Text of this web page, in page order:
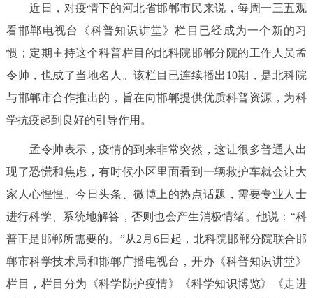
市领导 机构职能 政策服务
政策兑现 政策解读 回应关切
决策公开 专题公开
政务服务
便民服务 利企服务 投资项目
中介服务 阳光政务
政民互动
近日，对疫情下的河北省邯郸市民来说，每周一三五观
看邯郸电视台《科普知识讲堂》栏目已经成为一个新的习
惯；定期主持这个科普栏目的北科院邯郸分院的工作人员孟
令帅，也成了当地名人。该栏目已连续播出10期，是北科院
与邯郸市合作推出的，旨在向邯郸提供优质科普资源，为科
学抗疫起到良好的引导作用。
孟令帅表示，疫情的到来非常突然，这让很多普通人出
现了恐慌和焦虑，有时候小区里面看到一辆救护车就会让大
家人心惶惶。今日头条、微博上的热点话题，需要专业人士
进行科学、系统地解答，否则也会产生消极情绪。他说：“科
普正是邯郸所需要的。”从2月6日起，北科院邯郸分院联合邯
郸市科学技术局和邯郸广播电视台，开办《科普知识讲堂》
栏目，栏目分为《科学防护疫情》《科学知识博览》《走进